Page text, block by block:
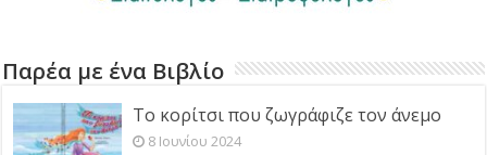
Παρέα με ένα Βιβλίο
Το κορίτσι που ζωγράφιζε τον άνεμο
8 Ιουνίου 2024